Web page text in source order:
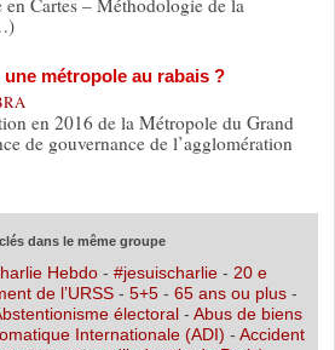
métropole au rabais ?
en 2016 de la Métropole du Grand
de gouvernance de l’agglomération
dans le même groupe
Hebdo- #jesuischarlie- 20 e
de l’URSS- 5+5- 65 ans ou plus-
électoral- Abus de biens
Internationale (ADI) - Accident